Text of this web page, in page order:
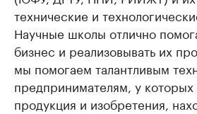
технические и
Научные школы отлично
бизнес и реализовывать их
мы помогаем талантливым
предпринимателям, у которых
продукция и изобретения,